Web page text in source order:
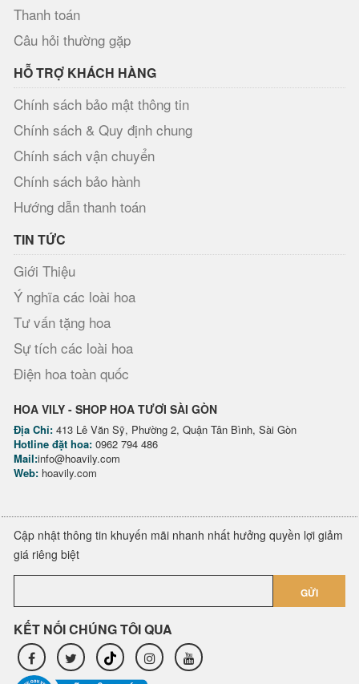
Thanh toán
Câu hỏi thường gặp
HỖ TRỢ KHÁCH HÀNG
Chính sách bảo mật thông tin
Chính sách & Quy định chung
Chính sách vận chuyển
Chính sách bảo hành
Hướng dẫn thanh toán
TIN TỨC
Giới Thiệu
Ý nghĩa các loài hoa
Tư vấn tặng hoa
Sự tích các loài hoa
Điện hoa toàn quốc
HOA VILY - SHOP HOA TƯƠI SÀI GÒN
Địa Chỉ: 413 Lê Văn Sỹ, Phường 2, Quận Tân Bình, Sài Gòn
Hotline đặt hoa: 0962 794 486
Mail:info@hoavily.com
Web: hoavily.com
Cập nhật thông tin khuyến mãi nhanh nhất hưởng quyền lợi giảm
giá riêng biệt
GỬI
KẾT NỐI CHÚNG TÔI QUA